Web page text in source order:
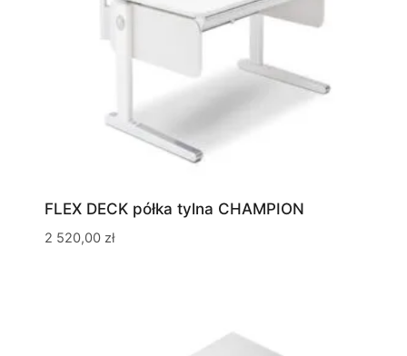
FLEX DECK półka tylna CHAMPION
2 520,00 zł